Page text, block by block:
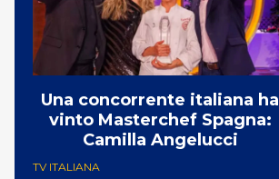
Una concorrente italiana ha
vinto Masterchef Spagna:
Camilla Angelucci
TV ITALIANA